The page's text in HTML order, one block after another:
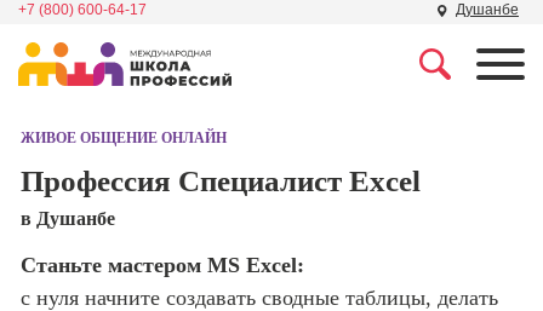
+7 (800) 600-64-17 Душанбе
Школа дизайна
программирования
Специалист по
поисковой
сайтов)
ЖИВОЕ ОБЩЕНИЕ ОНЛАЙН
Профессия Специалист Excel
в Душанбе
Станьте мастером MS Excel:
с нуля начните создавать сводные таблицы, делать